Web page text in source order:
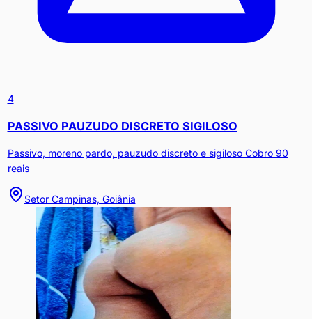
4
PASSIVO PAUZUDO DISCRETO SIGILOSO
Passivo, moreno pardo, pauzudo discreto e sigiloso Cobro 90
reais
Setor Campinas, Goiânia